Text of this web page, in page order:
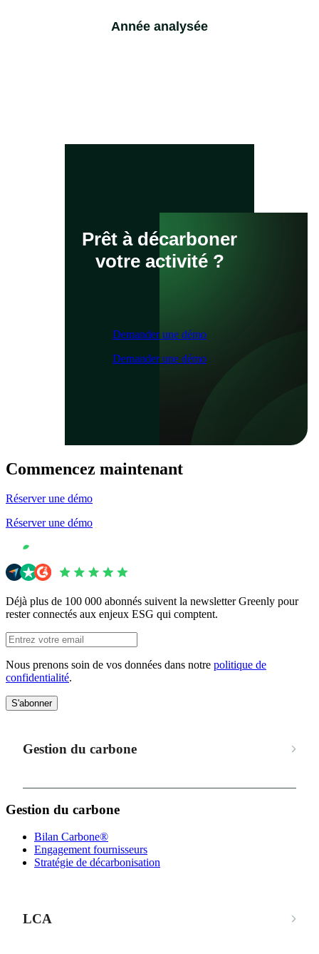
Année analysée
Prêt à décarboner
votre activité ?
Demander une démo
Demander une démo
Commencez maintenant
Réserver une démo
Réserver une démo
Déjà plus de 100 000 abonnés suivent la newsletter Greenly pour
rester connectés aux enjeux ESG qui comptent.
Nous prenons soin de vos données dans notre politique de
confidentialité.
S'abonner
Gestion du carbone
Gestion du carbone
Bilan Carbone®
Engagement fournisseurs
Stratégie de décarbonisation
LCA